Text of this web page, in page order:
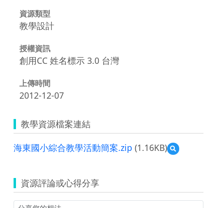
資源類型
教學設計
授權資訊
創用CC 姓名標示 3.0 台灣
上傳時間
2012-12-07
教學資源檔案連結
海東國小綜合教學活動簡案.zip (1.16KB)
預
覽
小
綜
資源評論或心得分享